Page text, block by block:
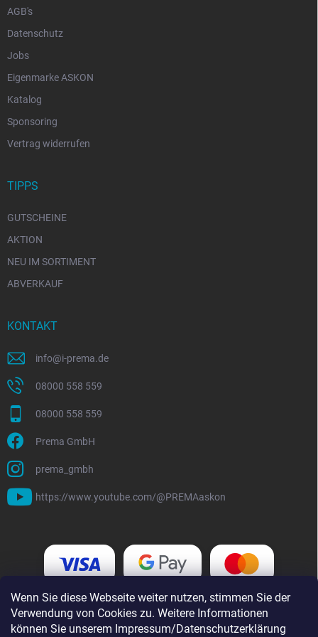
Wenn Sie diese Webseite weiter nutzen, stimmen Sie der
Verwendung von Cookies zu. Weitere Informationen
können Sie unserem Impressum/Datenschutzerklärung
AGB's
Datenschutz
Jobs
Eigenmarke ASKON
Katalog
Sponsoring
Vertrag widerrufen
TIPPS
GUTSCHEINE
AKTION
NEU IM SORTIMENT
ABVERKAUF
KONTAKT
info@i-prema.de
08000 558 559
08000 558 559
Prema GmbH
prema_gmbh
https://www.youtube.com/@PREMAaskon